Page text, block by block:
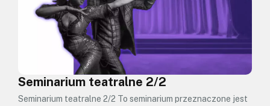
Seminarium teatralne 2/2
Seminarium teatralne 2/2 To seminarium przeznaczone jest